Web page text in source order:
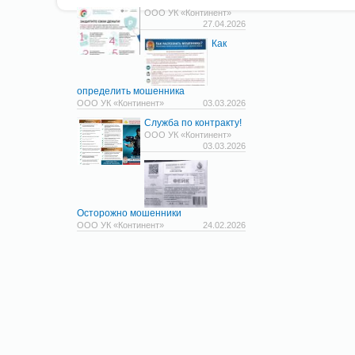
ООО УК «Континент»
27.04.2026
Как
определить мошенника
ООО УК «Континент» 03.03.2026
Служба по контракту!
ООО УК «Континент»
03.03.2026
Осторожно мошенники
ООО УК «Континент» 24.02.2026